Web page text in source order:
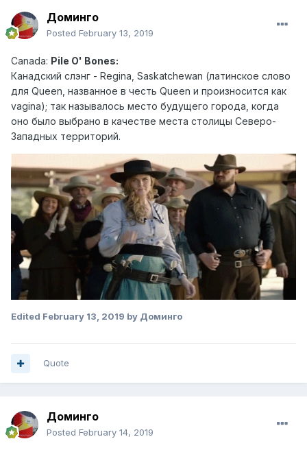
Доминго
Posted February 13, 2019
Canada: Pile O' Bones:
Канадский слэн г - Regina, Saskatchewan (латинское слово
для Queen, названное в честь Queen и произносится как
vagina); так называлось место будущего города, когда
оно было выбрано в качестве места столицы Северо-
Западных территорий.
Edited February 13, 2019 by Доминго
Quote
Доминго
Posted February 14, 2019